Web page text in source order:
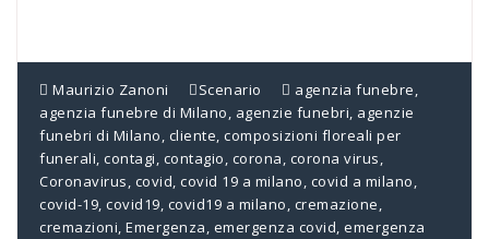
Maurizio Zanoni Scenario agenzia funebre,
agenzia funebre di Milano, agenzie funebri, agenzie
funebri di Milano, cliente, composizioni floreali per
funerali, contagi, contagio, corona, corona virus,
Coronavirus, covid, covid 19 a milano, covid a milano,
covid-19, covid19, covid19 a milano, cremazione,
cremazioni, Emergenza, emergenza covid, emergenza